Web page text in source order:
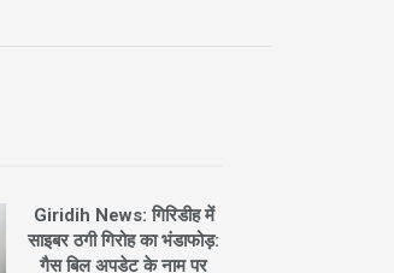
Giridih News: गिरिडीह में
साइबर ठगी गिरोह का भंडाफोड़:
गैस बिल अपडेट के नाम पर